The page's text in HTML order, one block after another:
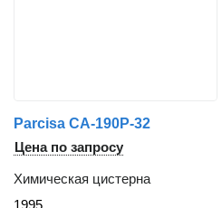
Parcisa CA-190P-32
Цена по запросу
Химическая цистерна
1995